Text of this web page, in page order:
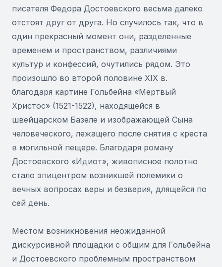
писателя Федора Достоевского весьма далеко
отстоят друг от друга. Но случилось так, что в
один прекрасный момент они, разделенные
временем и пространством, различиями
культур и конфессий, очутились рядом. Это
произошло во второй половине XIX в.
благодаря картине Гольбейна «Мертвый
Христос» (1521-1522), находящейся в
швейцарском Базеле и изображающей Сына
человеческого, лежащего после снятия с креста
в могильной пещере. Благодаря роману
Достоевского «Идиот», живописное полотно
стало эпицентром возникшей полемики о
вечных вопросах веры и безверия, длящейся по
сей день.
Местом возникновения неожиданной
дискурсивной площадки с общим для Гольбейна
и Достоевского проблемным пространством